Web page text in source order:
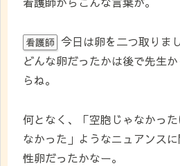
看護師 今日は卵を二つ取りま
どんな卵だったかは後で先生
らね。
何となく、「空胞じゃなかっ
なかった」ようなニュアンス
性卵だったかなー。